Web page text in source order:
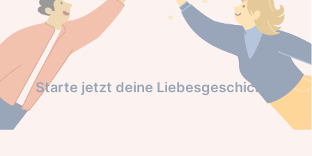
Starte jetzt deine Liebesgeschichte